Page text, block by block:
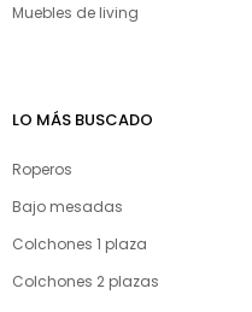
Muebles de living
LO MÁS BUSCADO
Roperos
Bajo mesadas
Colchones 1 plaza
Colchones 2 plazas